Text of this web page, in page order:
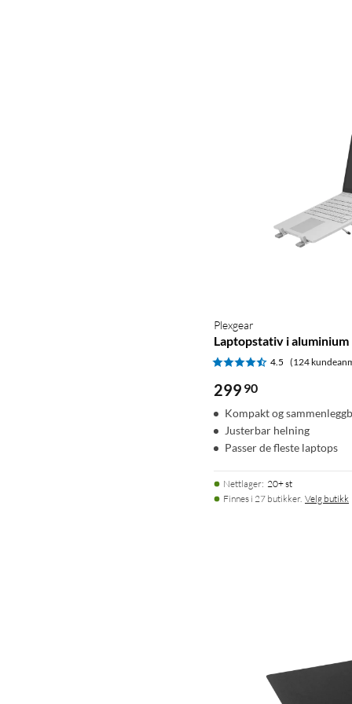
Plexgear
Laptopstativ i aluminium
4.5 (124
299 90
Kompakt og
Justerbar helning
Passer de fleste laptops
Nettlager: 20+ st
Finnes i 27 butikker. Velg butikk